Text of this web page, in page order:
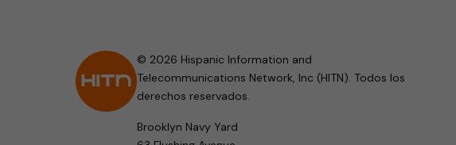
© 2026 Hispanic Information and
Telecommunications Network, Inc (HITN). Todos los
derechos reservados.
Brooklyn Navy Yard